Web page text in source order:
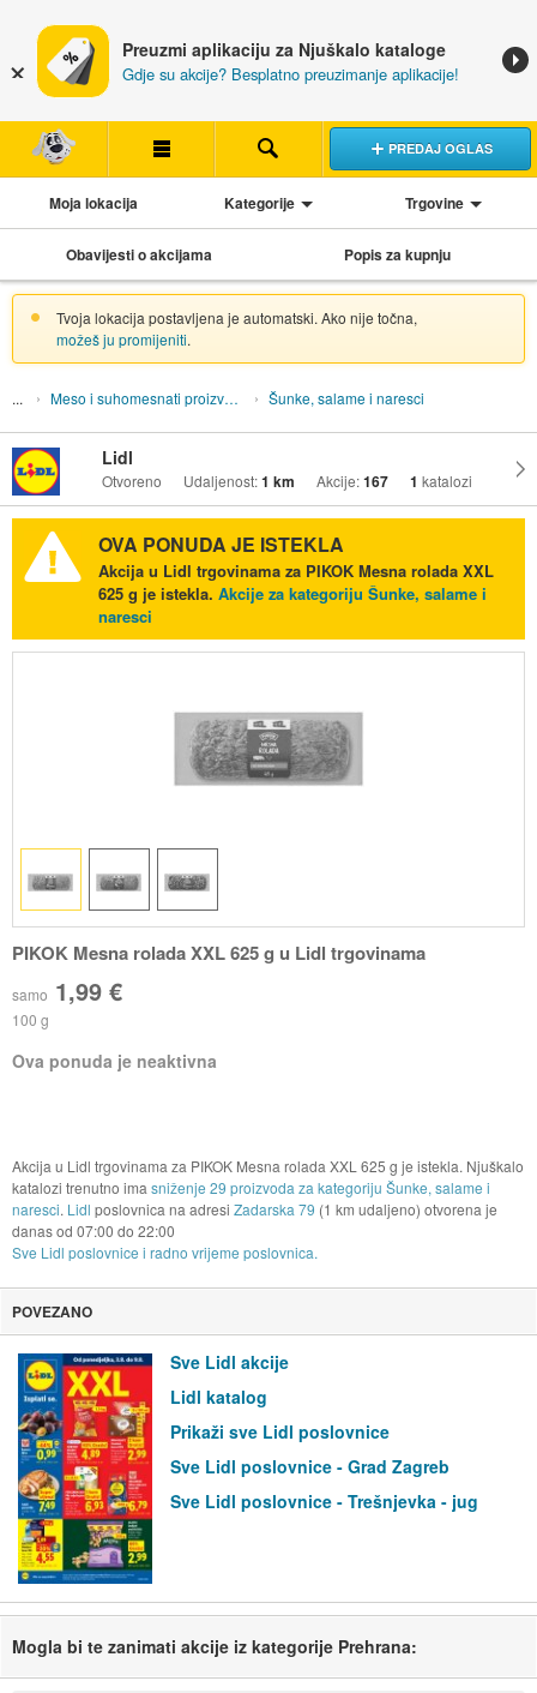
Preuzmi aplikaciju za Njuškalo kataloge
Gdje su akcije? Besplatno preuzimanje aplikacije!
PREDAJ OGLAS
Moja lokacija Kategorije Trgovine
Obavijesti o akcijama Popis za kupnju
Tvoja lokacija postavljena je automatski. Ako nije točna,
možeš ju promijeniti.
Meso i suhomesnati proizvodi Šunke, salame i naresci
Lidl
Otvoreno Udaljenost:1 km Akcije:167 1 katalozi
OVA PONUDA JE ISTEKLA
Akcija u Lidl trgovinama za PIKOK Mesna rolada XXL
625 g je istekla. Akcije za kategoriju Šunke, salame i
naresci
PIKOK Mesna rolada XXL 625 g u Lidl trgovinama
samo 1,99 €
100 g
Ova ponuda je neaktivna
Akcija u Lidl trgovinama za PIKOK Mesna rolada XXL 625 g je istekla. Njuškalo
katalozi trenutno ima sniženje 29 proizvoda za kategoriju Šunke, salame i
naresci. Lidl poslovnica na adresi Zadarska 79 (1 km udaljeno) otvorena je
danas od 07:00 do 22:00
Sve Lidl poslovnice i radno vrijeme poslovnica.
POVEZANO
Sve Lidl akcije
Lidl katalog
Prikaži sve Lidl poslovnice
Sve Lidl poslovnice - Grad Zagreb
Sve Lidl poslovnice - Trešnjevka - jug
Mogla bi te zanimati akcije iz kategorije Prehrana: